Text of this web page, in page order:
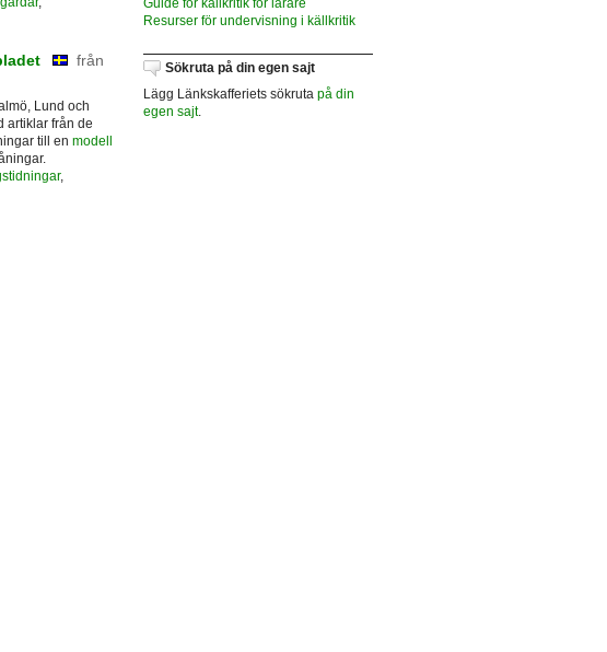
från
Lund och
artiklar från de
till en modell
,
Resurser för undervisning i källkritik
Sökruta på din egen sajt
Lägg Länkskafferiets sökruta på din
egen sajt.